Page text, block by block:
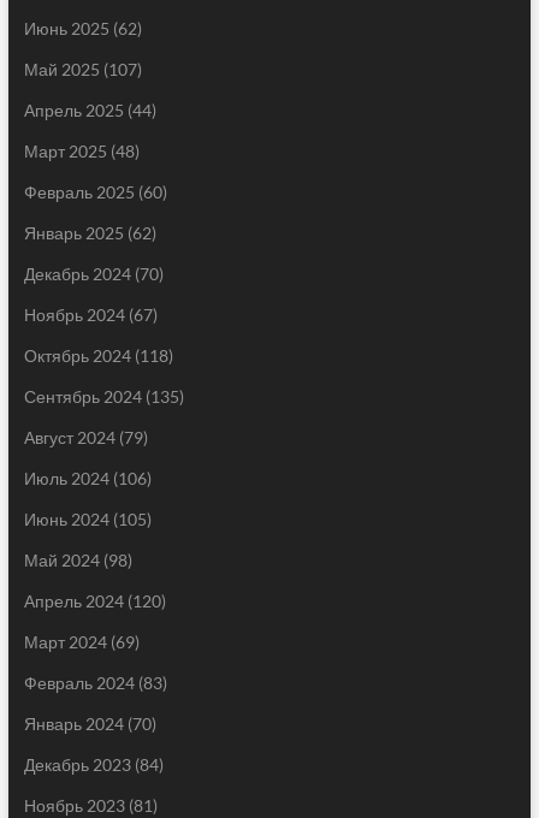
Июнь 2025 (62)
Май 2025 (107)
Апрель 2025 (44)
Март 2025 (48)
Февраль 2025 (60)
Январь 2025 (62)
Декабрь 2024(70)
Ноябрь 2024(67)
Октябрь 2024(118)
Сентябрь 2024(135)
Август 2024(79)
Июль 2024(106)
Июнь 2024(105)
Май 2024(98)
Апрель 2024(120)
Март 2024(69)
Февраль 2024(83)
Январь 2024(70)
Декабрь 2023(84)
Ноябрь 2023(81)